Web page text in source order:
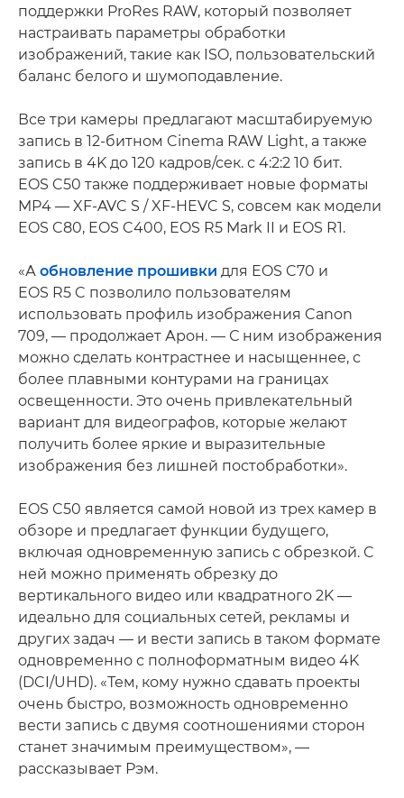
поддержки ProRes RAW, который позволяет
настраивать параметры обработки
изображений, такие как ISO, пользовательский
баланс белого и шумоподавление.
Все три камеры предлагают масштабируемую
запись в 12-битном Cinema RAW Light, а также
запись в 4K до 120 кадров/сек. с 4:2:2 10 бит.
EOS C50 также поддерживает новые форматы
MP4 — XF-AVC S / XF-HEVC S, совсем как модели
EOS C80, EOS C400, EOS R5 Mark II и EOS R1.
«А обновление прошивки для EOS C70 и
EOS R5 C позволило пользователям
использовать профиль изображения Canon
709, — продолжает Арон. — С ним изображения
можно сделать контрастнее и насыщеннее, с
более плавными контурами на границах
освещенности. Это очень привлекательный
вариант для видеографов, которые желают
получить более яркие и выразительные
изображения без лишней постобработки».
EOS C50 является самой новой из трех камер в
обзоре и предлагает функции будущего,
включая одновременную запись с обрезкой. С
ней можно применять обрезку до
вертикального видео или квадратного 2K —
идеально для социальных сетей, рекламы и
других задач — и вести запись в таком формате
одновременно с полноформатным видео 4K
(DCI/UHD). «Тем, кому нужно сдавать проекты
очень быстро, возможность одновременно
вести запись с двумя соотношениями сторон
станет значимым преимуществом», —
рассказывает Рэм.